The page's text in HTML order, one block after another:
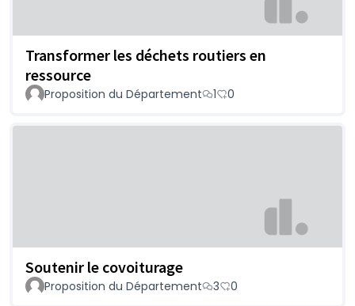
Transformer les déchets routiers en
ressource
Proposition du Département 1 0
Soutenir le covoiturage
Proposition du Département 3 0